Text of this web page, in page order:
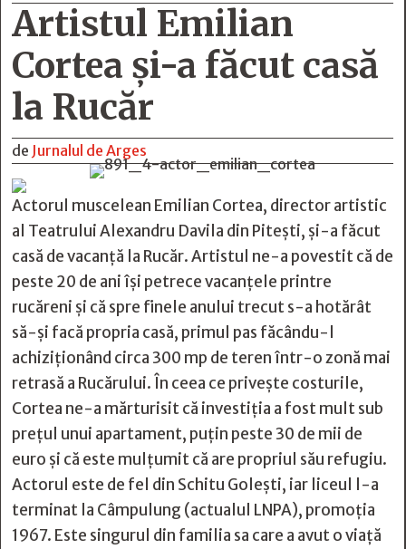
Artistul Emilian
Cortea şi-a făcut casă
la Rucăr
de Jurnalul de Arges
Actorul muscelean Emilian Cortea, director artistic
al Teatrului Alexandru Davila din Piteşti, şi-a făcut
casă de vacanţă la Rucăr. Artistul ne-a povestit că de
peste 20 de ani îşi petrece vacanţele printre
rucăreni şi că spre finele anului trecut s-a hotărât
să-şi facă propria casă, primul pas făcându-l
achiziţionând circa 300 mp de teren într-o zonă mai
retrasă a Rucărului. În ceea ce priveşte costurile,
Cortea ne-a mărturisit că investiţia a fost mult sub
preţul unui apartament, puţin peste 30 de mii de
euro şi că este mulţumit că are propriul său refugiu.
Actorul este de fel din Schitu Goleşti, iar liceul l-a
terminat la Câmpulung (actualul LNPA), promoţia
1967. Este singurul din familia sa care a avut o viaţă